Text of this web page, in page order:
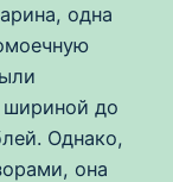
одна
шириной до
Однако,
она